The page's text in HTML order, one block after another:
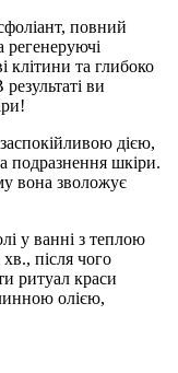
повний
регенеруючі
клітини та глибоко
ви
дією,
подразнення шкіри.
вона зволожує
у ванні з теплою
після чого
ритуал краси
олією,